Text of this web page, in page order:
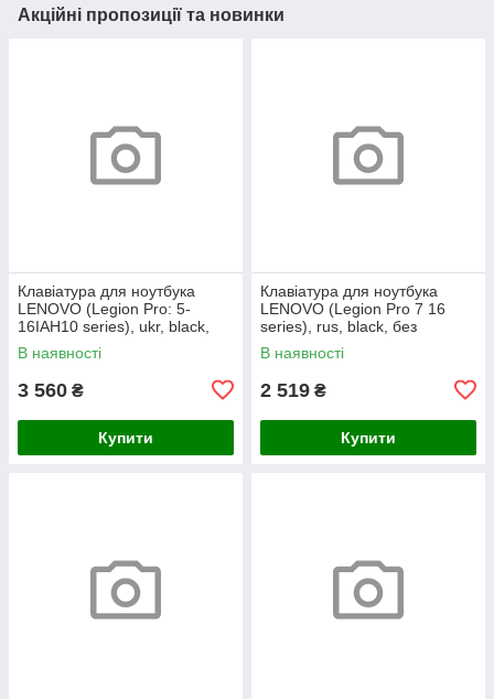
Акційні пропозиції та новинки
Клавіатура для ноутбука
LENOVO (Legion Pro: 5-
16IAH10 series), ukr, black,
без кадру, підсвічування
клавіш (RGB)
В наявності
3 560 ₴
Купити
Клавіатура для ноутбука
LENOVO (Legion Pro 7 16
series), rus, black, без
фрейма, підсвічування
клавіш (copilot)
В наявності
2 519 ₴
Купити